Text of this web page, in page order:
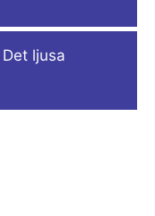
ljusa